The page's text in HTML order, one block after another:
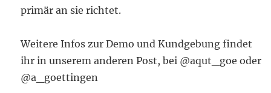
primär an sie richtet.
Weitere Infos zur Demo und Kundgebung findet
ihr in unserem anderen Post, bei @aqut_goe oder
@a_goettingen